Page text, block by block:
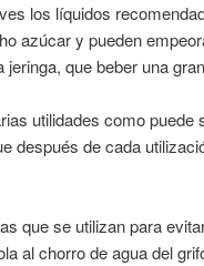
los líquidos
azúcar y pueden
jeringa, que beber una
utilidades como puede
después de cada
que se utilizan para
al chorro de agua del